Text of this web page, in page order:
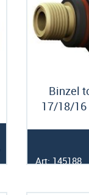
Binzel
17/18/16
Art: 145188